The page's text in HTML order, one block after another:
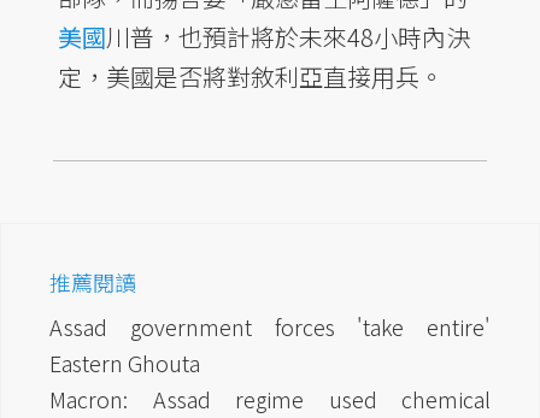
美國川普，也預計將於未來48小時內決
定，美國是否將對敘利亞直接用兵。
推薦閱讀
Assad government forces 'take entire'
Eastern Ghouta
Macron: Assad regime used chemical